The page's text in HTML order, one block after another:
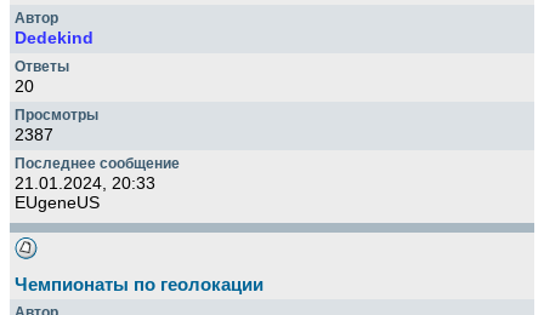
Dedekind
20
2387
21.01.2024, 20:33
EUgeneUS
Чемпионаты по геолокации